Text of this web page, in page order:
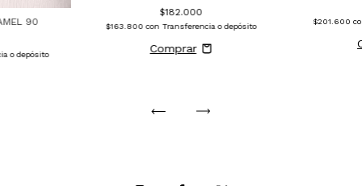
90
o depósito
$182.000
$163.800con Transferencia o depósito $201.600